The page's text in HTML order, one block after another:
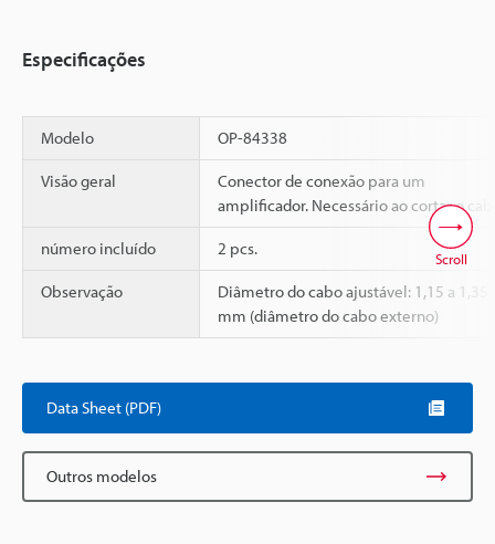
Especificações
Modelo OP-84338
Visão geral
Conector de conexão para um
amplificador. Necessário ao cortar o
número incluído 2 pcs.
Observação
Diâmetro do cabo ajustável: 1,15 a 1,35
mm (diâmetro do cabo externo)
Scroll
Data Sheet (PDF)
Outros modelos